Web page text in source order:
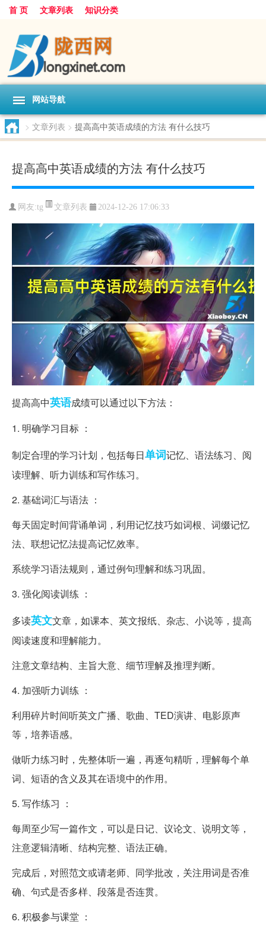
首 页 文章列表 知识分类
网站导航
> 文章列表 > 提高高中英语成绩的方法 有什么技巧
提高高中英语成绩的方法 有什么技巧
网友:tg 文章列表 2024-12-26 17:06:33
提高高中英语成绩可以通过以下方法：
1. 明确学习目标 ：
制定合理的学习计划，包括每日单词记忆、语法练习、阅
读理解、听力训练和写作练习。
2. 基础词汇与语法 ：
每天固定时间背诵单词，利用记忆技巧如词根、词缀记忆
法、联想记忆法提高记忆效率。
系统学习语法规则，通过例句理解和练习巩固。
3. 强化阅读训练 ：
多读英文文章，如课本、英文报纸、杂志、小说等，提高
阅读速度和理解能力。
注意文章结构、主旨大意、细节理解及推理判断。
4. 加强听力训练 ：
利用碎片时间听英文广播、歌曲、TED演讲、电影原声
等，培养语感。
做听力练习时，先整体听一遍，再逐句精听，理解每个单
词、短语的含义及其在语境中的作用。
5. 写作练习 ：
每周至少写一篇作文，可以是日记、议论文、说明文等，
注意逻辑清晰、结构完整、语法正确。
完成后，对照范文或请老师、同学批改，关注用词是否准
确、句式是否多样、段落是否连贯。
6. 积极参与课堂 ：